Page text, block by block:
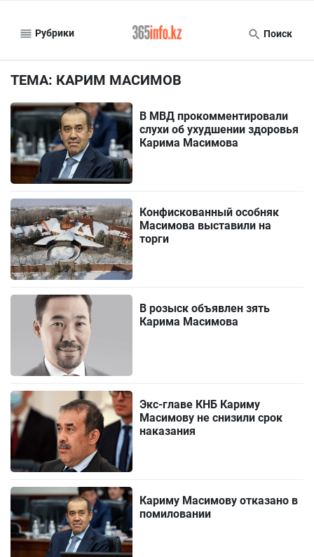
Рубрики Поиск
ТЕМА: КАРИМ МАСИМОВ
В МВД прокомментировали
слухи об ухудшении здоровья
Карима Масимова
Конфискованный особняк
Масимова выставили на
торги
В розыск объявлен зять
Карима Масимова
Экс-главе КНБ Кариму
Масимову не снизили срок
наказания
Кариму Масимову отказано в
помиловании